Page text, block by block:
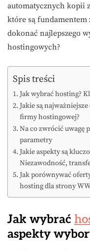
automatycznych kopii
które są fundamentem
dokonać najlepszego
hostingowych?
Spis treści
Jak wybrać hosting?
Jakie są
firmy hostingowej?
Na co zwrócić uwagę
parametry
Jakie aspekty są
Niezawodność,
Jak porównywać
hosting dla strony
Jak wybrać
aspekty